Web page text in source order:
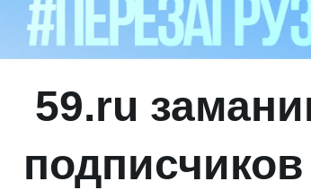
59.ru